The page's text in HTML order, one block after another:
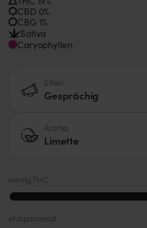
CBD 0%
CBG 1%
Sativa
Caryophyllen
Effekt
Gesprächig
Aroma
Limette
wenig THC
entspannend